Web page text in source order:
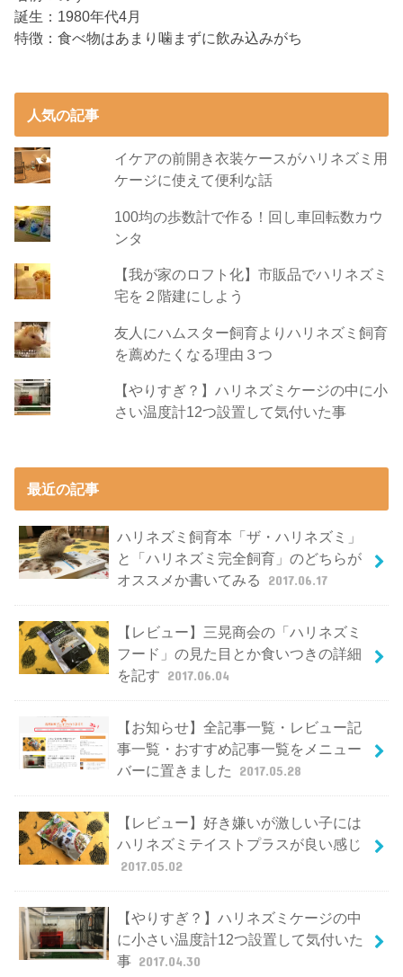
誕生：1980年代4月
特徴：食べ物はあまり噛まずに飲み込みがち
人気の記事
イケアの前開き衣装ケースがハリネズミ用
ケージに使えて便利な話
100均の歩数計で作る！回し車回転数カウ
ンタ
【我が家のロフト化】市販品でハリネズミ
宅を２階建にしよう
友人にハムスター飼育よりハリネズミ飼育
を薦めたくなる理由３つ
【やりすぎ？】ハリネズミケージの中に小
さい温度計12つ設置して気付いた事
最近の記事
ハリネズミ飼育本「ザ・ハリネズミ」
と「ハリネズミ完全飼育」のどちらが
オススメか書いてみる
2017.06.17
【レビュー】三晃商会の「ハリネズミ
フード」の見た目とか食いつきの詳細
を記す 2017.06.04
【お知らせ】全記事一覧・レビュー記
事一覧・おすすめ記事一覧をメニュー
バーに置きました
2017.05.28
【レビュー】好き嫌いが激しい子には
ハリネズミテイストプラスが良い感じ
2017.05.02
【やりすぎ？】ハリネズミケージの中
に小さい温度計12つ設置して気付いた
事 2017.04.30